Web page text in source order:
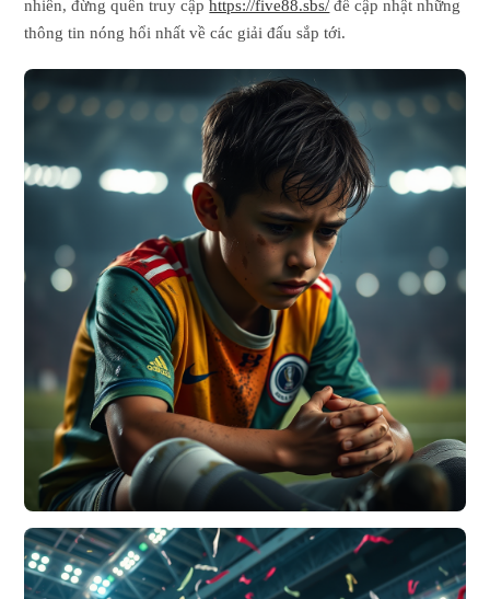
nhiên, đừng quên truy cậphttps://five88.sbs/ để cập nhật những
thông tin nóng hổi nhất về các giải đấu sắp tới.